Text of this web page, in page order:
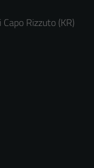
Rizzuto (KR)